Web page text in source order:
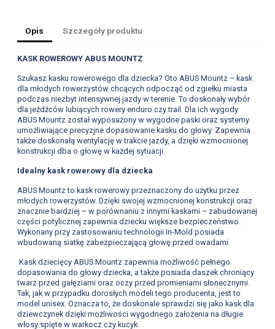
Opis Szczegóły produktu
KASK ROWEROWY ABUS MOUNTZ
Szukasz kasku rowerowego dla dziecka? Oto ABUS Mountz – kask
dla młodych rowerzystów chcących odpocząć od zgiełku miasta
podczas niezbyt intensywnej jazdy w terenie. To doskonały wybór
dla jeźdźców lubiących rowery enduro czy trail. Dla ich wygody
ABUS Mountz został wyposażony w wygodne paski oraz systemy
umożliwiające precyzjne dopasowanie kasku do głowy. Zapewnia
także doskonałą wentylację w trakcie jazdy, a dzięki wzmocnionej
konstrukcji dba o głowę w każdej sytuacji.
Idealny kask rowerowy dla dziecka
ABUS Mountz to kask rowerowy przeznaczony do użytku przez
młodych rowerzystów. Dzięki swojej wzmocnionej konstrukcji oraz
znacznie bardziej – w porównaniu z innymi kaskami – zabudowanej
części potylicznej zapewnia dziecku większe bezpieczeństwo.
Wykonany przy zastosowaniu technologii In-Mold posiada
wbudowaną siatkę zabezpieczającą głowę przed owadami.
Kask dziecięcy ABUS Mountz zapewnia możliwość pełnego
dopasowania do głowy dziecka, a także posiada daszek chroniący
twarz przed gałęziami oraz oczy przed promieniami słonecznymi.
Tak, jak w przypadku dorosłych modeli tego producenta, jest to
model unisex. Oznacza to, że doskonale sprawdzi się jako kask dla
dziewczynek dzięki możliwości wygodnego założenia na długie
włosy spięte w warkocz czy kucyk.